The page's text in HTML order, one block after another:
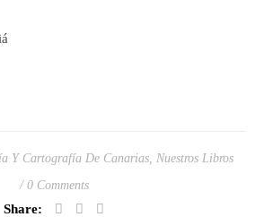
Y Cartografía De Canarias, Nuestros Libros
0 Comments
Share: